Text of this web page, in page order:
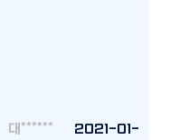
대******
2021-01-